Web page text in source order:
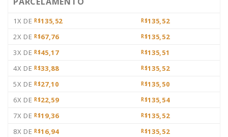
1X DE R$135,52 R$135,52
2X DE R$67,76 R$135,52
3X DE R$45,17 R$135,51
4X DE R$33,88 R$135,52
5X DE R$27,10 R$135,50
6X DE R$22,59 R$135,54
7X DE R$19,36 R$135,52
8X DE R$16,94 R$135,52